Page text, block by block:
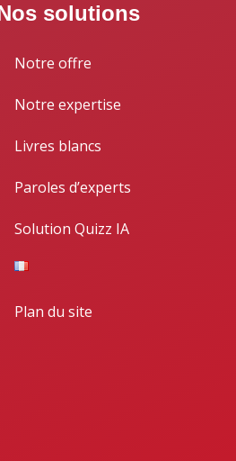
solutions
Notre offre
Notre expertise
Livres blancs
Paroles d’experts
Solution Quizz IA
Plan du site